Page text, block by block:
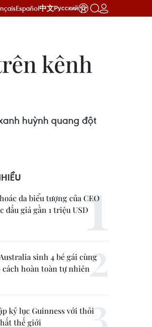
Español中文Русский
kênh
huỳnh quang đột
da biểu tượng của CEO
đấu giá gần 1 triệu USD
sinh 4 bé gái cùng
hoàn toàn tự nhiên
kỷ lục Guinness với thỏi
thế giới